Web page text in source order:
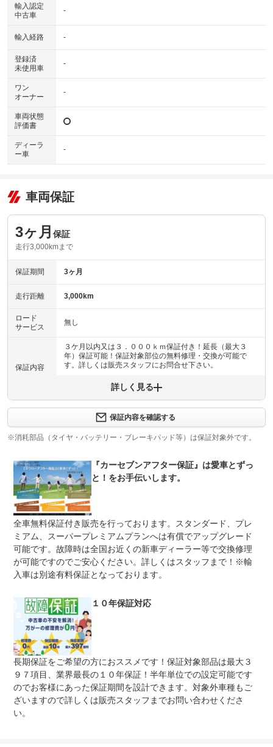
輸入認定
中古車
-
輸入経路 -
登録済
未使用車
-
ワン
オーナー
-
車両状態
評価書
ディーラ
ー車
-
車両保証
3ヶ月 保証
走行3,000kmまで
保証期間 3ヶ月
走行距離 3,000km
ロード
サービス
無し
保証内容
３ケ月以内又は３．０００ｋｍ保証付き！延長（最大３
年）保証可能！保証対象部位の無料修理・交換が可能で
す。詳しくは販売スタッフにお問合せ下さい。
保証内容について問い合わせる
計52項目
当社自社工場、提携認証工場にて法定点検整備付保安基準
にて点検整備後のご納車なので安心です！
上限金額
限度額無制限
保証期間内であれば何度でも修理可能です！故障時の修理
代もお客様に代わってお支払いさせていただいております
ので、保証項目の修理の際は完全無償で不具合部品の交
換・修理が可能です！
免責金 無し
保証修理
受付先
★全国の修理工場で修理が可能★故障時はお近くの新車デ
ィーラー、認証工場等で保証対象部位について交換修理が
可能ですご安心ください。
法定整備
※車検なし・車検整備付の場合は法定24ヶ月点検整備付
※商用車は6ヶ月または12ヶ月点検整備付
法定整備
について
当社指定工場にて整備後、ご納車致します。
詳しく見る
保証内容を確認する
※消耗部品（タイヤ・バッテリー・ブレーキパッド等）は保証対象外です。
『カーセブンアフター保証』は愛車とずっ
と！をお手伝いします。
全車無料保証付き販売を行っております。スタンダード、プレ
ミアム、スーパープレミアムプランへは有償でアップグレード
可能です。故障時は全国お近くの新車ディーラー等で交換修理
が可能ですのでご安心ください。詳しくはスタッフまで！※輸
入車は別途有料保証となっております。
１０年保証対応
長期保証をご希望の方におススメです！保証対象部品は最大３
９７項目、業界最長の１０年保証！半年単位での設定可能です
のでお客様にあった保証期間を設計できます。対象外車種もご
ざいますので詳しくは販売スタッフまでお問い合わせくださ
い。